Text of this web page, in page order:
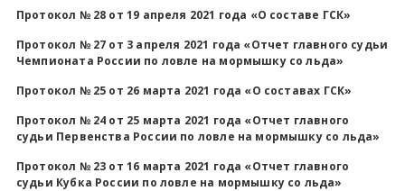
Протокол № 28 от 19 апреля 2021 года «О составе ГСК»
Протокол № 27 от 3 апреля 2021 года «Отчет главного судьи
Чемпионата России по ловле на мормышку со льда»
Протокол № 25 от 26 марта 2021 года «О составах ГСК»
Протокол № 24 от 25 марта 2021 года «Отчет главного
судьи Первенства России по ловле на мормышку со льда»
Протокол № 23 от 16 марта 2021 года «Отчет главного
судьи Кубка России по ловле на мормышку со льда»